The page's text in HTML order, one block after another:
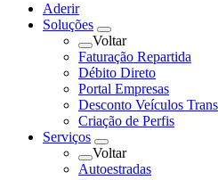
Aderir
Soluções
Voltar
Faturação Repartida
Débito Direto
Portal Empresas
Desconto Veículos
Criação de Perfis
Serviços
Voltar
Autoestradas